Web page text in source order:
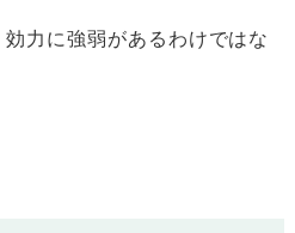
力に強弱があるわけではな